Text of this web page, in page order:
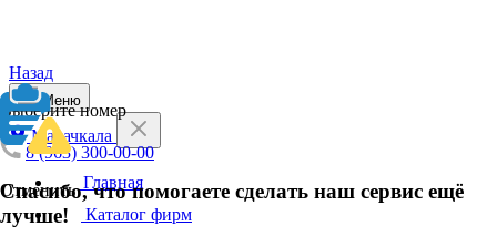
Назад
Выберите номер
8 (963) 300-00-00
Отменить
Спасибо, что помогаете сделать наш сервис ещё
лучше!
Меню
Махачкала
Главная
Каталог фирм